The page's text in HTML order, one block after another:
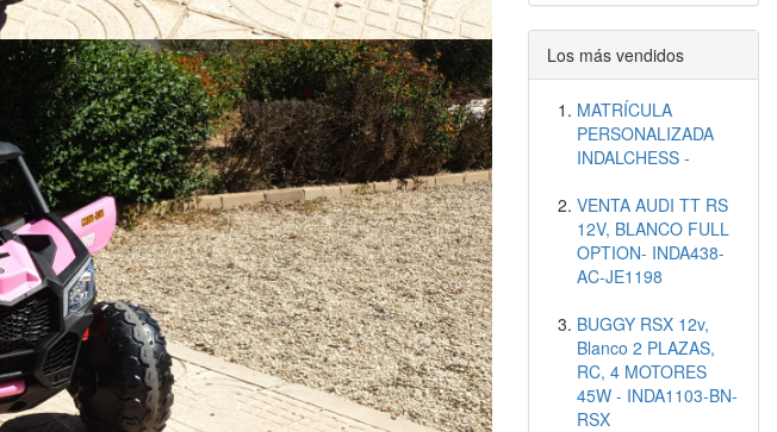
Los más vendidos
MATRÍCULA
PERSONALIZADA
INDALCHESS -
VENTA AUDI TT RS
12V, BLANCO FULL
OPTION- INDA438-
AC-JE1198
BUGGY RSX 12v,
Blanco 2 PLAZAS,
RC, 4 MOTORES
45W - INDA1103-BN-
RSX